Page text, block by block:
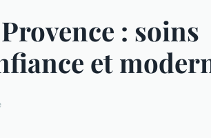
: soins
et